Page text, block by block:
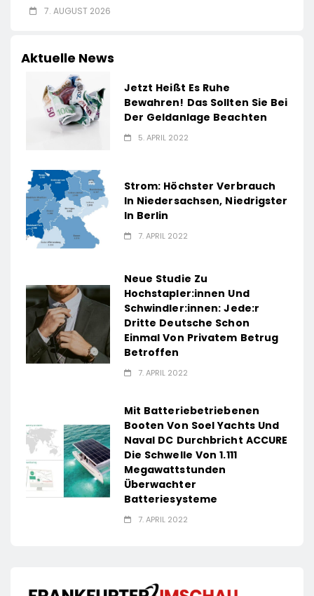
7. AUGUST 2026
Aktuelle News
Jetzt Heißt Es Ruhe
Bewahren! Das Sollten Sie Bei
Der Geldanlage Beachten
5. APRIL 2022
Strom: Höchster Verbrauch
In Niedersachsen, Niedrigster
In Berlin
7. APRIL 2022
Neue Studie Zu
Hochstapler:innen Und
Schwindler:innen: Jede:r
Dritte Deutsche Schon
Einmal Von Privatem Betrug
Betroffen
7. APRIL 2022
Mit Batteriebetriebenen
Booten Von Soel Yachts Und
Naval DC Durchbricht ACCURE
Die Schwelle Von 1.111
Megawattstunden
Überwachter
Batteriesysteme
7. APRIL 2022